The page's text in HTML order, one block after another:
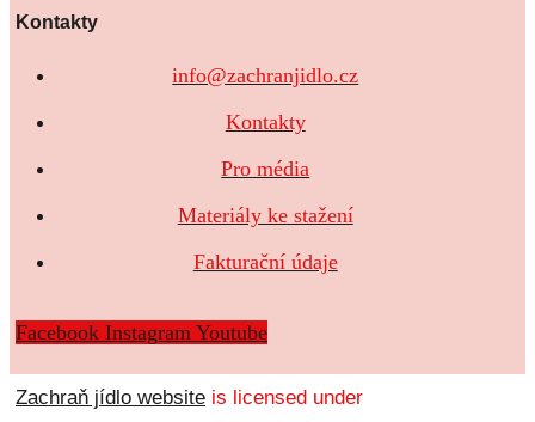
Kontakty
info@zachranjidlo.cz
Kontakty
Pro média
Materiály ke stažení
Fakturační údaje
Facebook Instagram Youtube
Zachraň jídlo website is licensed under